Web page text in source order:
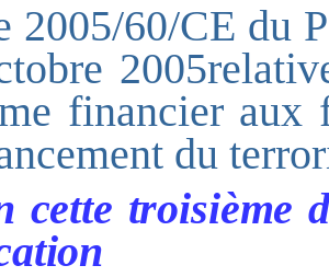
2005/60/CE du
financier aux
du
cette troisième